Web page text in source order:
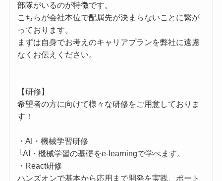
部隊がいるのが特徴です。
こちらが会社本位で配属先が決まらないことに繋が
っております。
まずは自身でお考えのキャリアプランを弊社に遠慮
なくお伝えください。
【研修】
希望者の方に向けて様々な研修をご用意しておりま
す！
・AI・機械学習研修
└AI・機械学習の基礎をe-learningで学べます。
・React研修
ハンズオンで基本から応用まで開発を実践、ポート